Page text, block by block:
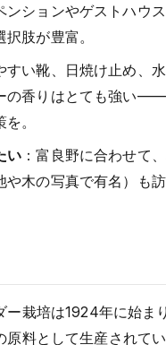
ンションやゲストハウ
択肢が豊富。
すい靴、日焼け止め、
の香りはとても強い
。
い ：富良野に合わせて
や木の写真で有名）も
ー栽培は1924年に始ま
原料として生産されて